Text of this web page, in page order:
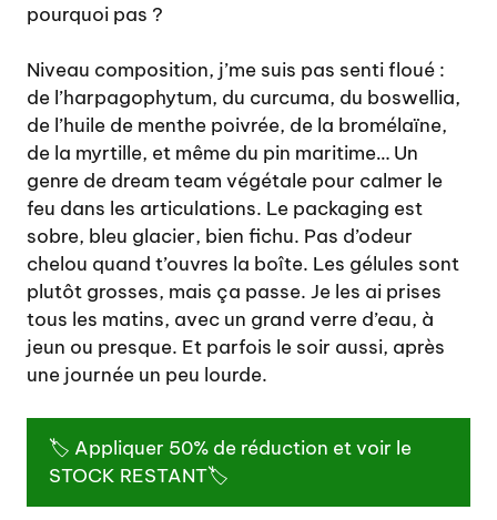
pourquoi pas ?
Niveau composition, j’me suis pas senti floué :
de l’harpagophytum, du curcuma, du boswellia,
de l’huile de menthe poivrée, de la bromélaïne,
de la myrtille, et même du pin maritime… Un
genre de dream team végétale pour calmer le
feu dans les articulations. Le packaging est
sobre, bleu glacier, bien fichu. Pas d’odeur
chelou quand t’ouvres la boîte. Les gélules sont
plutôt grosses, mais ça passe. Je les ai prises
tous les matins, avec un grand verre d’eau, à
jeun ou presque. Et parfois le soir aussi, après
une journée un peu lourde.
🏷️ Appliquer 50% de réduction et voir le
STOCK RESTANT🏷️